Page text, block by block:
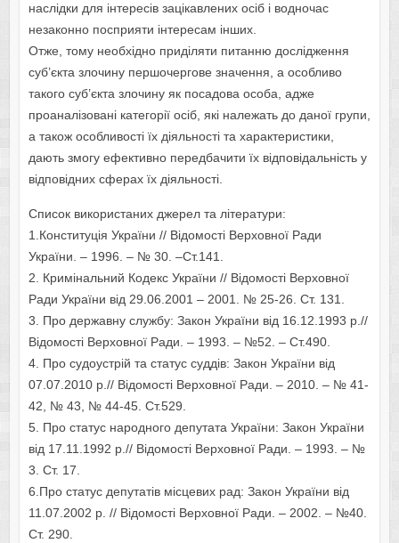
наслідки для інтересів зацікавлених осіб і водночас
незаконно посприяти інтересам інших.
Отже, тому необхідно приділяти питанню дослідження
суб’єкта злочину першочергове значення, а особливо
такого суб’єкта злочину як посадова особа, адже
проаналізовані категорії осіб, які належать до даної групи,
а також особливості їх діяльності та характеристики,
дають змогу ефективно передбачити їх відповідальність у
відповідних сферах їх діяльності.
Список використаних джерел та літератури:
1.Конституція України // Відомості Верховної Ради
України. – 1996. – № 30. –Ст.141.
2. Кримінальний Кодекс України // Відомості Верховної
Ради України від 29.06.2001 – 2001. № 25-26. Ст. 131.
3. Про державну службу: Закон України від 16.12.1993 р.//
Відомості Верховної Ради. – 1993. – №52. – Ст.490.
4. Про судоустрій та статус суддів: Закон України від
07.07.2010 р.// Відомості Верховної Ради. – 2010. – № 41-
42, № 43, № 44-45. Ст.529.
5. Про статус народного депутата України: Закон України
від 17.11.1992 р.// Відомості Верховної Ради. – 1993. – №
3. Ст. 17.
6.Про статус депутатів місцевих рад: Закон України від
11.07.2002 р. // Відомості Верховної Ради. – 2002. – №40.
Ст. 290.